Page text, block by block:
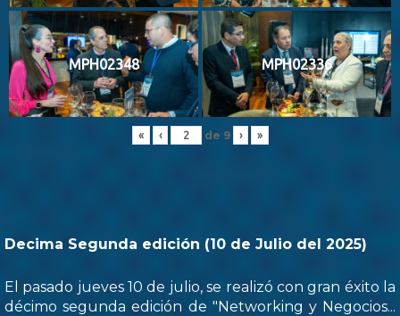
MPH02348 MPH02336
« ‹ de 9 › »
Decima Segunda edición (10 de Julio del 2025)
El pasado jueves 10 de julio, se realizó con gran éxito la
décimo segunda edición de "Networking y Negocios...